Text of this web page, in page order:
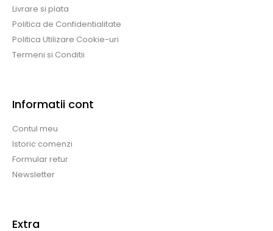
Livrare si plata
Politica de Confidentialitate
Politica Utilizare Cookie-uri
Termeni si Conditii
Informatii cont
Contul meu
Istoric comenzi
Formular retur
Newsletter
Extra